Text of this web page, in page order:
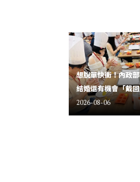
想脫單快衝！內政
結婚還有機會「戴
2026-08-06